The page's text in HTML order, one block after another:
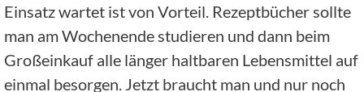
Einsatz wartet ist von Vorteil. Rezeptbücher sollte
man am Wochenende studieren und dann beim
Großeinkauf alle länger haltbaren Lebensmittel auf
einmal besorgen. Jetzt braucht man und nur noch